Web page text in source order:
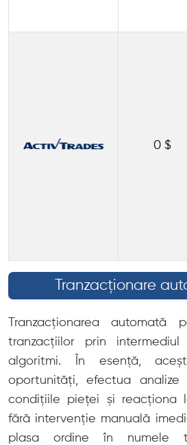
0 $
Tranzacționare
Tranzacționarea automată
tranzacțiilor prin
algoritmi. În esență,
oportunități, efectua analize
condițiile pieței și reacționa
fără intervenție manuală
plasa ordine în numele